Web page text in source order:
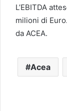
L’EBITDA
milioni di
da ACEA.
Acea